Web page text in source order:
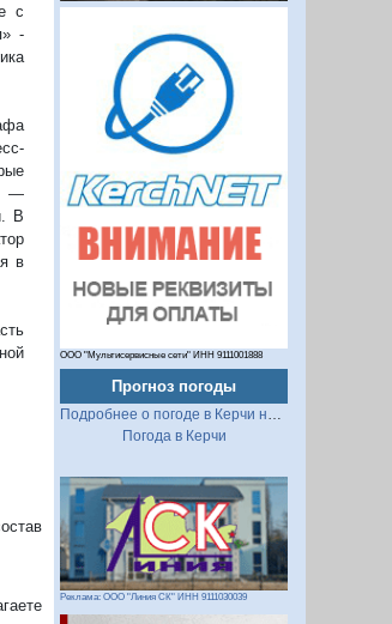
с
-
—
В
в
ООО "Мультисервисные сети" ИНН 9111001888
Прогноз погоды
Подробнее о погоде в Керчи на 2 недели
Погода в Керчи
Реклама: ООО "Линия СК" ИНН 9111030039